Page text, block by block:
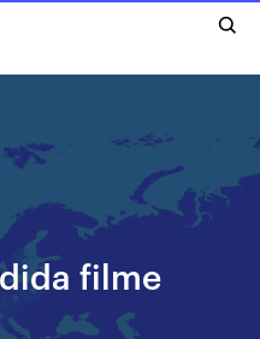
filme